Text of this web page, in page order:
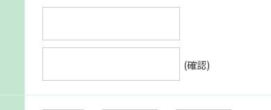
(確認)